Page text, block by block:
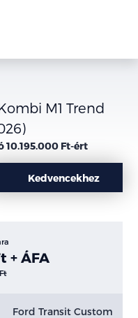
M1 Trend
10.195.000 Ft-ért
Kedvencekhez
+ ÁFA
Ford Transit Custom